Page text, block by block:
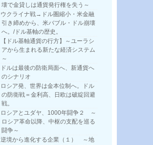
壊で金貸しは通貨発行権を失う～
ウクライナ戦→ドル圏縮小・米金融
引き締めから、米バブル・ドル崩壊
へ。/ドル基軸の歴史。
【ドル基軸通貨の行方】～ユーラシ
アから生まれる新たな経済システム
～
ドルは最後の防衛局面へ、新通貨へ
のシナリオ
ロシア発、世界は金本位制へ。ドル
の防衛戦＝金利高、日欧は破綻回避
戦。
ロシアとユダヤ、1000年闘争２ ～
ロシア革命以降、中枢の支配を巡る
闘争～
逆境から進化する企業（１） ～地